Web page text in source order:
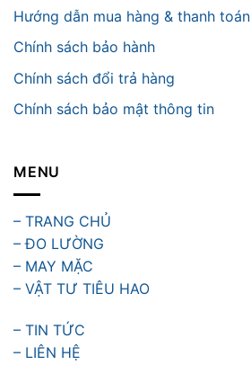
Hướng dẫn mua hàng & thanh toán
Chính sách bảo hành
Chính sách đổi trả hàng
Chính sách bảo mật thông tin
MENU
– TRANG CHỦ
– ĐO LƯỜNG
– MAY MẶC
– VẬT TƯ TIÊU HAO
– TIN TỨC
– LIÊN HỆ